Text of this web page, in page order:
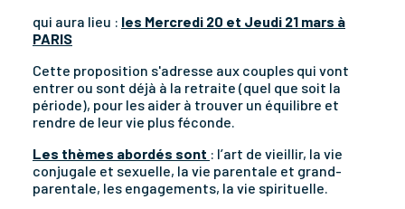
qui aura lieu : les Mercredi 20 et Jeudi 21 mars à
PARIS
Cette proposition s'adresse aux couples qui vont
entrer ou sont déjà à la retraite (quel que soit la
période), pour les aider à trouver un équilibre et
rendre de leur vie plus féconde.
Les thèmes abordés sont : l’art de vieillir, la vie
conjugale et sexuelle, la vie parentale et grand-
parentale, les engagements, la vie spirituelle.